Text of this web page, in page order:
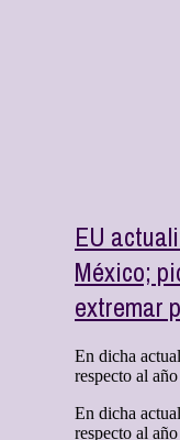
EU
México;
extremar
En dicha
respecto al
En dicha
respecto al